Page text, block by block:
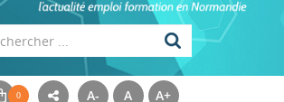
A- A A+